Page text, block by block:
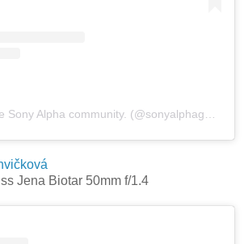
Jena Biotar 50mm f/1.4